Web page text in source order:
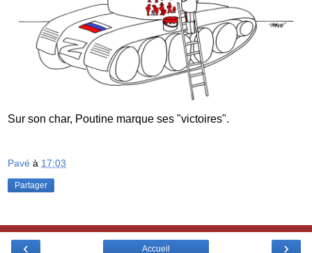
Sur son char, Poutine marque ses "victoires".
Pavé à 17:03
Partager
‹ ›
Accueil